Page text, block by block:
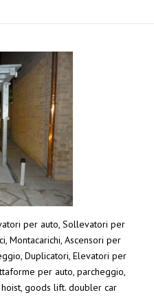
per auto, Sollevatori per
Montacarichi, Ascensori per
Duplicatori, Elevatori per
per auto, parcheggio,
goods lift. doubler car